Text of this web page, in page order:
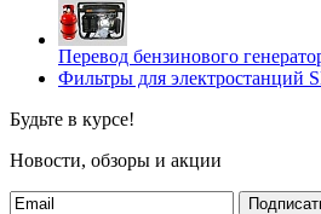
Перевод бензинового
Фильтры для электростанций
Будьте в курсе!
Новости, обзоры и акции